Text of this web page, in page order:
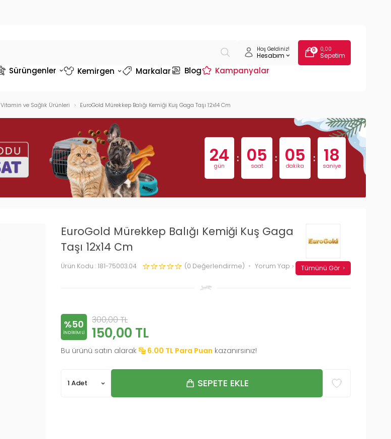
Hoş Geldiniz!
Hesabım
0 0,00
Sepetim
Sürüngenler Kemirgen Markalar Blog Kampanyalar
Vitamin ve Sağlık Ürünleri EuroGold Mürekkep Balığı Kemiği Kuş Gaga Taşı 12x14 Cm
24
gün
: 05
saat
: 05
dakika
: 17
saniye
EuroGold Mürekkep Balığı Kemiği Kuş Gaga
Taşı 12x14 Cm
Ürün Kodu : 181-75003.04 (0 Değerlendirme) Yorum Yap Tümünü Gör
%50
INDIRIMLI
300,00TL
150,00 TL
Bu ürünü satın alarak 6.00 TL Para Puan kazanırsınız!
SEPETE EKLE